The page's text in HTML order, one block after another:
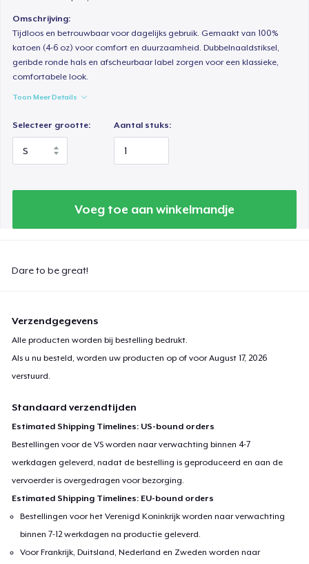
Omschrijving:
Tijdloos en betrouwbaar voor dagelijks gebruik. Gemaakt van 100%
katoen (4-6 oz) voor comfort en duurzaamheid. Dubbelnaaldstiksel,
geribde ronde hals en afscheurbaar label zorgen voor een klassieke,
comfortabele look.
Toon Meer Details
Selecteer grootte: Aantal stuks:
Voeg toe aan winkelmandje
Dare to be great!
Verzendgegevens
Alle producten worden bij bestelling bedrukt.
Als u nu besteld, worden uw producten op of voorAugust 17, 2026
verstuurd.
Standaard verzendtijden
Estimated Shipping Timelines: US-bound orders
Bestellingen voor de VS worden naar verwachting binnen 4-7
werkdagen geleverd, nadat de bestelling is geproduceerd en aan de
vervoerder is overgedragen voor bezorging.
Estimated Shipping Timelines: EU-bound orders
Bestellingen voor het Verenigd Koninkrijk worden naar verwachting
binnen 7-12 werkdagen na productie geleverd.
Voor Frankrijk, Duitsland, Nederland en Zweden worden naar